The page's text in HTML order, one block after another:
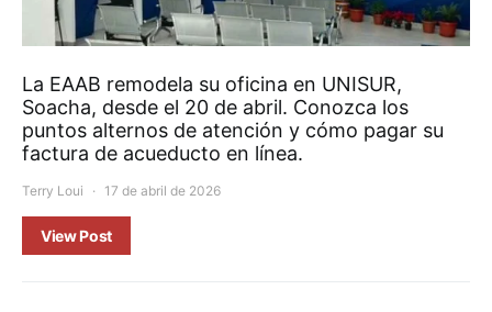
La EAAB remodela su oficina en UNISUR,
Soacha, desde el 20 de abril. Conozca los
puntos alternos de atención y cómo pagar su
factura de acueducto en línea.
Terry Loui 17 de abril de 2026
View Post